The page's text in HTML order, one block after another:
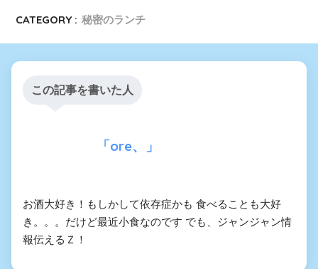
CATEGORY : 秘密のランチ
この記事を書いた人
「ore、」
お酒大好き！もしかして依存症かも 食べることも大好
き。。。だけど最近小食なのです でも、ジャンジャン情
報伝えるＺ！